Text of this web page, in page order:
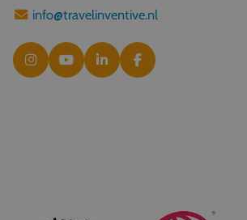
info@travelinventive.nl